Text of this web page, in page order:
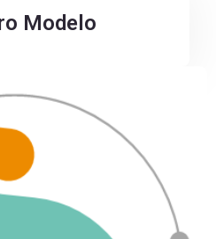
Modelo